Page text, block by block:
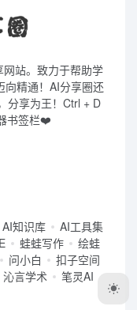
站。致力于帮助学
向精通！AI分享圈还
分享为王！Ctrl + D
书签栏❤️
AI知识库
AI工具集
蛙蛙写作
绘蛙
问小白
扣子空间
沁言学术 笔灵AI